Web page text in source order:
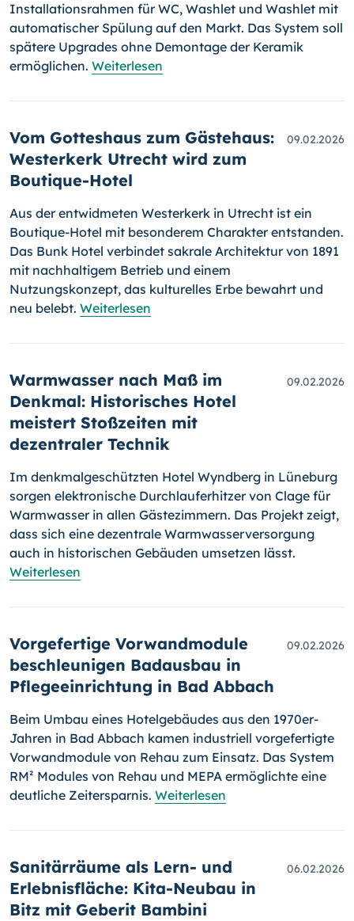
Installationsrahmen für WC, Washlet und Washlet mit
automatischer Spülung auf den Markt. Das System soll
spätere Upgrades ohne Demontage der Keramik
ermöglichen. Weiterlesen
Vom Gotteshaus zum Gästehaus:
Westerkerk Utrecht wird zum
Boutique-Hotel
09.02.2026
Aus der entwidmeten Westerkerk in Utrecht ist ein
Boutique-Hotel mit besonderem Charakter entstanden.
Das Bunk Hotel verbindet sakrale Architektur von 1891
mit nachhaltigem Betrieb und einem
Nutzungskonzept, das kulturelles Erbe bewahrt und
neu belebt. Weiterlesen
Warmwasser nach Maß im
Denkmal: Historisches Hotel
meistert Stoßzeiten mit
dezentraler Technik
09.02.2026
Im denkmalgeschützten Hotel Wyndberg in Lüneburg
sorgen elektronische Durchlauferhitzer von Clage für
Warmwasser in allen Gästezimmern. Das Projekt zeigt,
dass sich eine dezentrale Warmwasserversorgung
auch in historischen Gebäuden umsetzen lässt.
Weiterlesen
Vorgefertige Vorwandmodule
beschleunigen Badausbau in
Pflegeeinrichtung in Bad Abbach
09.02.2026
Beim Umbau eines Hotelgebäudes aus den 1970er-
Jahren in Bad Abbach kamen industriell vorgefertigte
Vorwandmodule von Rehau zum Einsatz. Das System
RM² Modules von Rehau und MEPA ermöglichte eine
deutliche Zeitersparnis. Weiterlesen
Sanitärräume als Lern- und
Erlebnisfläche: Kita-Neubau in
Bitz mit Geberit Bambini
06.02.2026